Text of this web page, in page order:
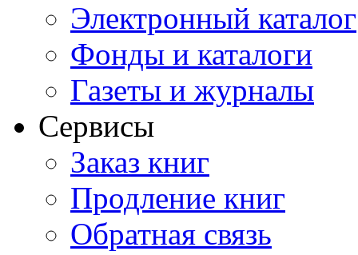
Электронный каталог
Фонды и каталоги
Газеты и журналы
Сервисы
Заказ книг
Продление книг
Обратная связь